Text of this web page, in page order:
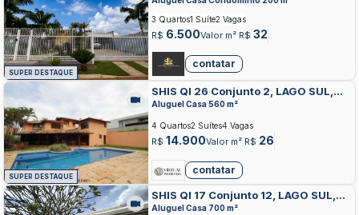
SUPER DESTAQUE
R$ 6.500Valor m² R$ 32
3 Quartos1 Suíte2 Vagas
contatar
SUPER DESTAQUE
SHIS QI 26 Conjunto 2, LAGO SUL,
BRASILIA
Aluguel Casa 560 m²
R$ 14.900Valor m² R$ 26
4 Quartos2 Suítes4 Vagas
contatar
SHIS QI 17 Conjunto 12, LAGO SUL,
BRASILIA
Aluguel Casa 700 m²